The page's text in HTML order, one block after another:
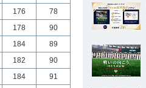
176
78
178
90
184
89
182
90
184
91